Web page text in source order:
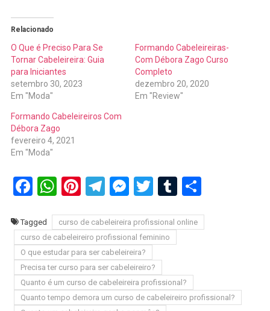
Relacionado
O Que é Preciso Para Se
Tornar Cabeleireira: Guia
para Iniciantes
setembro 30, 2023
Em "Moda"
Formando Cabeleireiras-
Com Débora Zago Curso
Completo
dezembro 20, 2020
Em "Review"
Formando Cabeleireiros Com
Débora Zago
fevereiro 4, 2021
Em "Moda"
Facebook
WhatsApp
Pinterest
Telegram
Messenger
TwitterTumblr
Tagged
curso de cabeleireira profissional online
curso de cabeleireiro profissional feminino
O que estudar para ser cabeleireira?
Precisa ter curso para ser cabeleireiro?
Quanto é um curso de cabeleireira profissional?
Quanto tempo demora um curso de cabeleireiro profissional?